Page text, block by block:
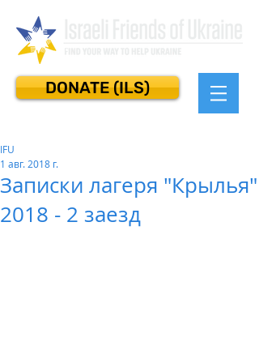
DONATE (ILS)
Записки лагеря "Крылья"
2018 - 2 заезд
IFU
1 авг. 2018 г.